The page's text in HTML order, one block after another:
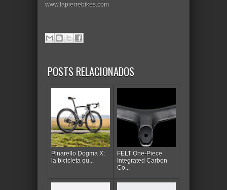
www.lapierrebikes.com
POSTS RELACIONADOS
Pinarello Dogma X:
la bicicleta qu...
FELT One-Piece
Integrated Carbon
Co...